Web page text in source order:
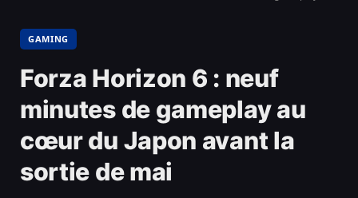
GAMING
Forza Horizon 6 : neuf
minutes de gameplay au
cœur du Japon avant la
sortie de mai